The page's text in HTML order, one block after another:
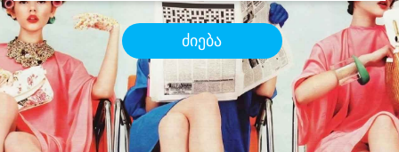
ძიება
შეიძინესასურველი მომსახურება
დიდი დანაზოგით